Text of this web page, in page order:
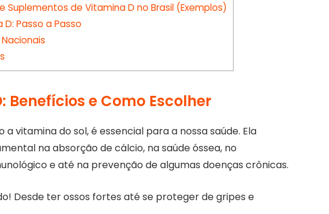
de Vitamina D no Brasil (Exemplos)
Passo a Passo
e Como Escolher
vitamina do sol, é essencial para a nossa saúde. Ela
na absorção de cálcio, na saúde óssea, no
e até na prevenção de algumas doenças crônicas.
Desde ter ossos fortes até se proteger de gripes e